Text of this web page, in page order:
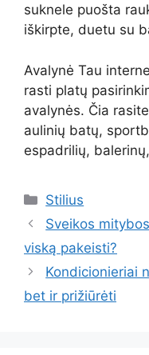
suknele puošta
iškirpte, duetu su
Avalynė Tau
rasti platų
avalynės. Čia
aulinių batų,
espadrilių,
Kategorijos
Stilius
Sveikos
viską pakeisti?
Kondicionieriai
bet ir prižiūrėti